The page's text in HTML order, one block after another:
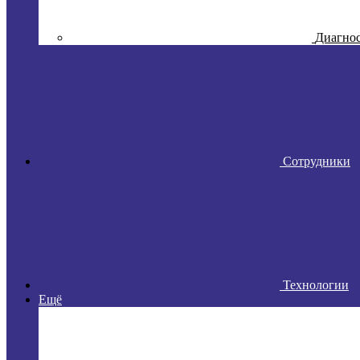
Сотрудники
Технологии
Ещё